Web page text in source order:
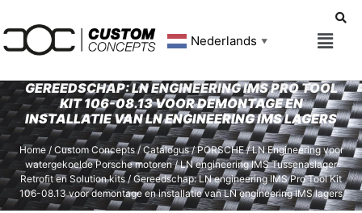
Nederlands ▼
GEREEDSCHAP: LN ENGINEERING IMS PRO TOOL
KIT 106-08.13 VOOR DEMONTAGE EN
INSTALLATIE VAN LN ENGINEERING IMS LAGERS
Home/ Custom Concepts/Catalogus/PORSCHE/LN Engineering voor
watergekoelde Porsche motoren/LN engineering IMS Tussenaslager
Retrofit en Solution kits/ Gereedschap: LN engineering IMS Pro Tool Kit
106-08.13 voor demontage en installatie van LN engineering IMS lagers